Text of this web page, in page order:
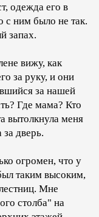
одежда его в
с ним было не так.
запах.
вижу, как
за руку, и они
за нашей
Где мама? Кто
вытолкнула меня
дверь.
огромен, что у
таким высоким,
Мне
столба" на